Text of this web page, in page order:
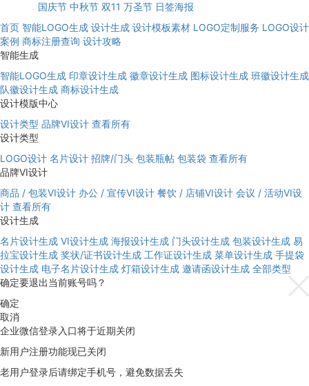
国庆节 中秋节 双11 万圣节 日签海报
首页 智能LOGO生成 设计生成 设计模板素材 LOGO定制服务 LOGO设计
案例 商标注册查询 设计攻略
智能生成
智能LOGO生成 印章设计生成 徽章设计生成 图标设计生成 班徽设计生成
队徽设计生成 商标设计生成
设计模版中心
设计类型 品牌VI设计 查看所有
设计类型
LOGO设计 名片设计 招牌/门头 包装瓶帖 包装袋 查看所有
品牌VI设计
商品 / 包装VI设计 办公 / 宣传VI设计 餐饮 / 店铺VI设计 会议 / 活动VI设
计 查看所有
设计生成
名片设计生成 VI设计生成 海报设计生成 门头设计生成 包装设计生成 易
拉宝设计生成 奖状/证书设计生成 工作证设计生成 菜单设计生成 手提袋
设计生成 电子名片设计生成 灯箱设计生成 邀请函设计生成 全部类型
确定要退出当前账号吗？
确定
取消
企业微信登录入口将于近期关闭
新用户注册功能现已关闭
老用户登录后请绑定手机号，避免数据丢失